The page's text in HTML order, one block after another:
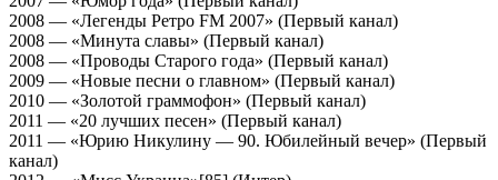
2008 — «Легенды Ретро FM 2007» (Первый канал)
2008 — «Минута славы» (Первый канал)
2008 — «Проводы Старого года» (Первый канал)
2009 — «Новые песни о главном» (Первый канал)
2010 — «Золотой граммофон» (Первый канал)
2011 — «20 лучших песен» (Первый канал)
2011 — «Юрию Никулину — 90. Юбилейный вечер» (Первый
канал)